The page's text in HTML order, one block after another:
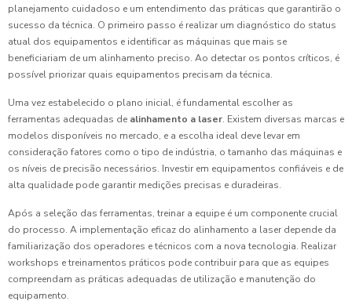
planejamento cuidadoso e um entendimento das práticas que garantirão o
sucesso da técnica. O primeiro passo é realizar um diagnóstico do status
atual dos equipamentos e identificar as máquinas que mais se
beneficiariam de um alinhamento preciso. Ao detectar os pontos críticos, é
possível priorizar quais equipamentos precisam da técnica.
Uma vez estabelecido o plano inicial, é fundamental escolher as
ferramentas adequadas de alinhamento a laser. Existem diversas marcas e
modelos disponíveis no mercado, e a escolha ideal deve levar em
consideração fatores como o tipo de indústria, o tamanho das máquinas e
os níveis de precisão necessários. Investir em equipamentos confiáveis e de
alta qualidade pode garantir medições precisas e duradeiras.
Após a seleção das ferramentas, treinar a equipe é um componente crucial
do processo. A implementação eficaz do alinhamento a laser depende da
familiarização dos operadores e técnicos com a nova tecnologia. Realizar
workshops e treinamentos práticos pode contribuir para que as equipes
compreendam as práticas adequadas de utilização e manutenção do
equipamento.